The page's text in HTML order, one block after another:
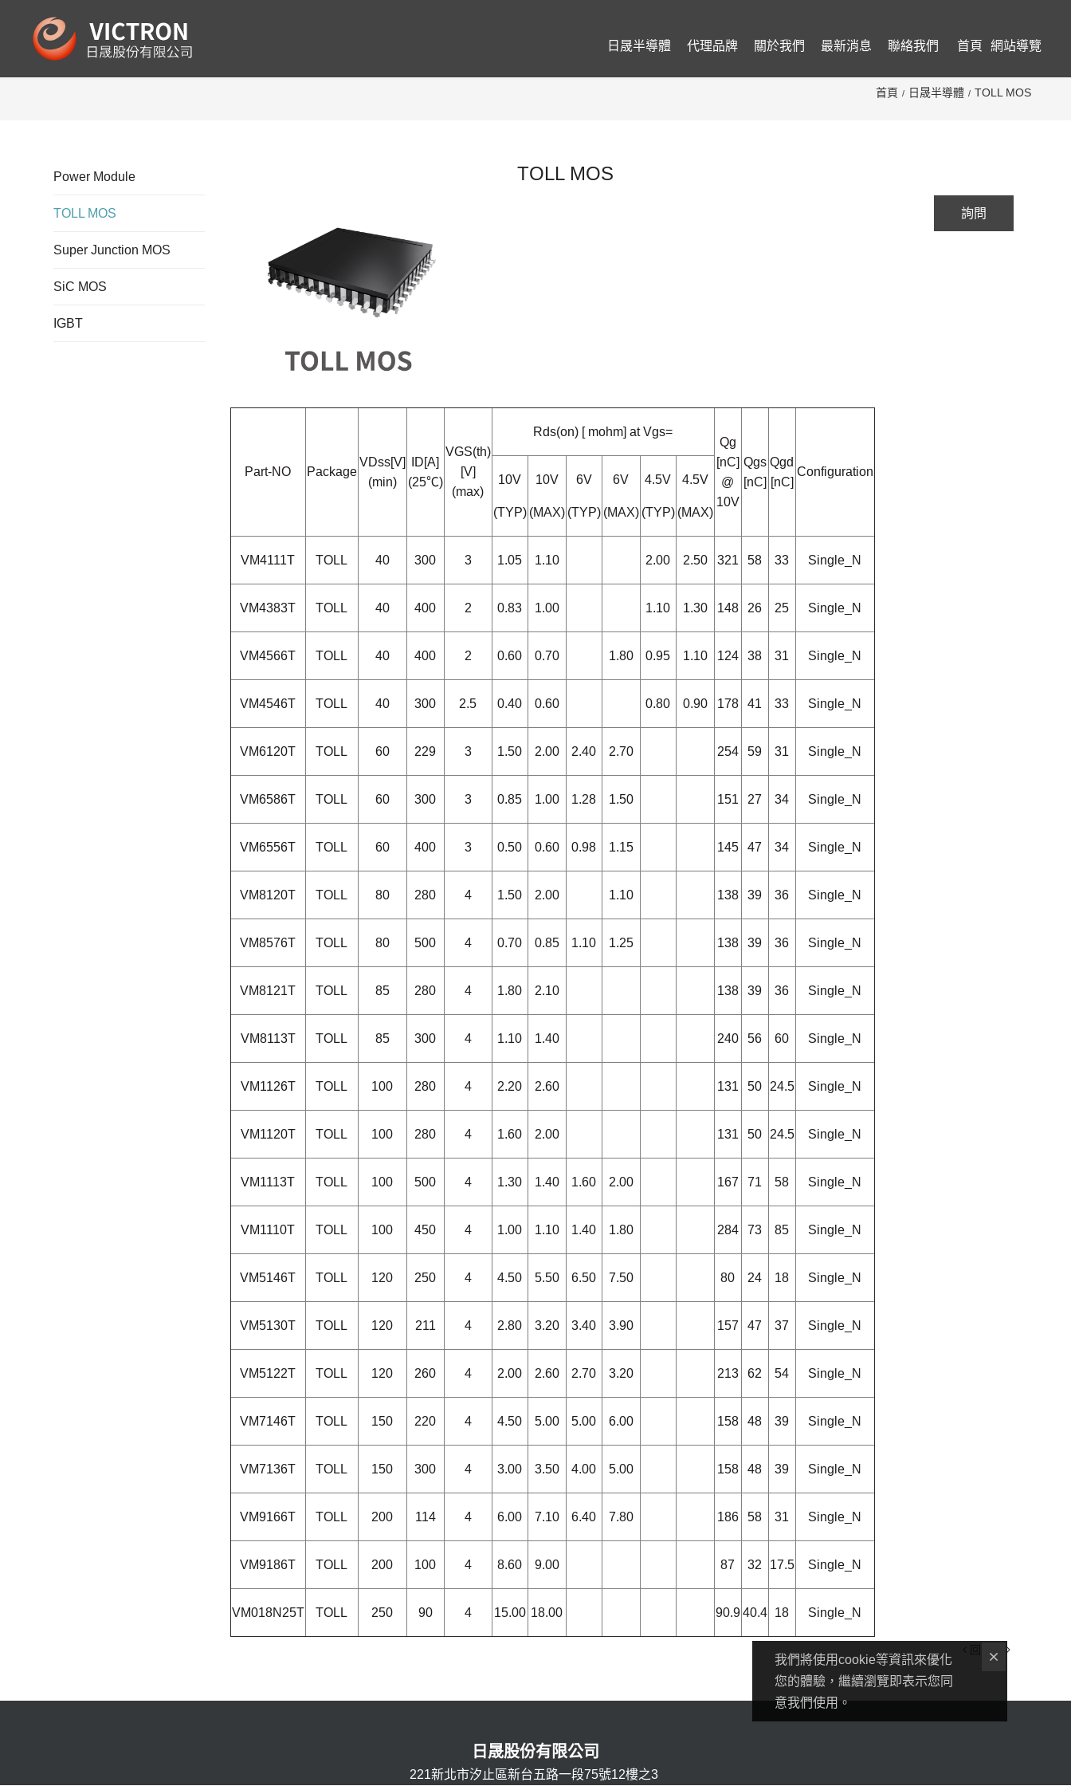
首頁 網站導覽
日晟半導體 代理品牌 關於我們 最新消息 聯絡我們
首頁 日晟半導體 TOLL MOS
Power Module
TOLL MOS
Super Junction MOS
SiC MOS
IGBT
TOLL MOS
詢問
Part-NO Package
VDss[V]
(min)
ID[A]
(25℃)
VGS(th)
[V]
(max)
Rds(on) [ mohm] at Vgs=
Qg
[nC]
@
10V
Qgs
[nC]
Qgd
[nC]
Configuration
10V
(TYP)
10V
(MAX)
6V
(TYP)
6V
(MAX)
4.5V
(TYP)
4.5V
(MAX)
VM4111T TOLL 40 300 3 1.05 1.10 2.00 2.50 321 58 33 Single_N
VM4383T TOLL 40 400 2 0.83 1.00 1.10 1.30 148 26 25 Single_N
VM4566T TOLL 40 400 2 0.60 0.70 1.80 0.95 1.10 124 38 31 Single_N
VM4546T TOLL 40 300 2.5 0.40 0.60 0.80 0.90 178 41 33 Single_N
VM6120T TOLL 60 229 3 1.50 2.00 2.40 2.70 254 59 31 Single_N
VM6586T TOLL 60 300 3 0.85 1.00 1.28 1.50 151 27 34 Single_N
VM6556T TOLL 60 400 3 0.50 0.60 0.98 1.15 145 47 34 Single_N
VM8120T TOLL 80 280 4 1.50 2.00 1.10 138 39 36 Single_N
VM8576T TOLL 80 500 4 0.70 0.85 1.10 1.25 138 39 36 Single_N
VM8121T TOLL 85 280 4 1.80 2.10 138 39 36 Single_N
VM8113T TOLL 85 300 4 1.10 1.40 240 56 60 Single_N
VM1126T TOLL 100 280 4 2.20 2.60 131 50 24.5 Single_N
VM1120T TOLL 100 280 4 1.60 2.00 131 50 24.5 Single_N
VM1113T TOLL 100 500 4 1.30 1.40 1.60 2.00 167 71 58 Single_N
VM1110T TOLL 100 450 4 1.00 1.10 1.40 1.80 284 73 85 Single_N
VM5146T TOLL 120 250 4 4.50 5.50 6.50 7.50 80 24 18 Single_N
VM5130T TOLL 120 211 4 2.80 3.20 3.40 3.90 157 47 37 Single_N
VM5122T TOLL 120 260 4 2.00 2.60 2.70 3.20 213 62 54 Single_N
VM7146T TOLL 150 220 4 4.50 5.00 5.00 6.00 158 48 39 Single_N
VM7136T TOLL 150 300 4 3.00 3.50 4.00 5.00 158 48 39 Single_N
VM9166T TOLL 200 114 4 6.00 7.10 6.40 7.80 186 58 31 Single_N
VM9186T TOLL 200 100 4 8.60 9.00 87 32 17.5 Single_N
VM018N25T TOLL 250 90 4 15.00 18.00 90.940.4 18 Single_N
回上頁
日晟股份有限公司
221新北市汐止區新台五路一段75號12樓之3
我們將使用cookie等資訊來優化
您的體驗，繼續瀏覽即表示您同
意我們使用。